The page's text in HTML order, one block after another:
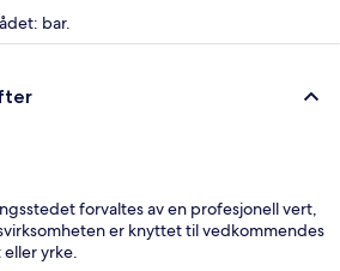
bar.
forvaltes av en profesjonell vert,
er knyttet til vedkommendes
yrke.